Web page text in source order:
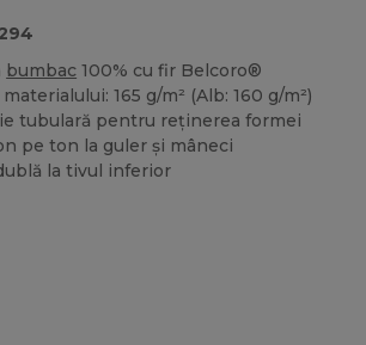
bumbac 100% cu fir Belcoro®
165 g/m² (Alb: 160 g/m²)
tubulară pentru reținerea formei
pe ton la guler și mâneci
la tivul inferior